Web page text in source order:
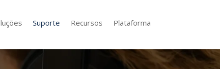
Suporte Recursos Plataforma